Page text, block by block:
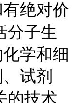
绝对价
分子生
学和细
试剂
的技术